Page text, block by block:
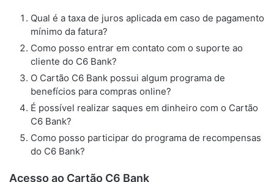
Qual é a taxa de juros aplicada em caso de pagamento
mínimo da fatura?
Como posso entrar em contato com o suporte ao
cliente do C6 Bank?
O Cartão C6 Bank possui algum programa de
benefícios para compras online?
É possível realizar saques em dinheiro com o Cartão
C6 Bank?
Como posso participar do programa de recompensas
do C6 Bank?
Acesso ao Cartão C6 Bank